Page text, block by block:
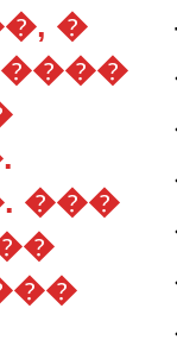
�
���